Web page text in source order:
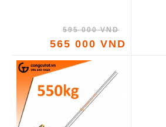
595 000 VND
565 000 VND